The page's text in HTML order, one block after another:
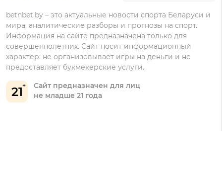
Бонусы Винлайн
21
Сайт предназначен для лиц
не младше 21 года
betnbet.by – это актуальные новости спорта Беларуси и
мира, аналитические разборы и прогнозы на спорт.
Информация на сайте предназначена только для
совершеннолетних. Сайт носит информационный
характер: не организовывает игры на деньги и не
предоставляет букмекерские услуги.